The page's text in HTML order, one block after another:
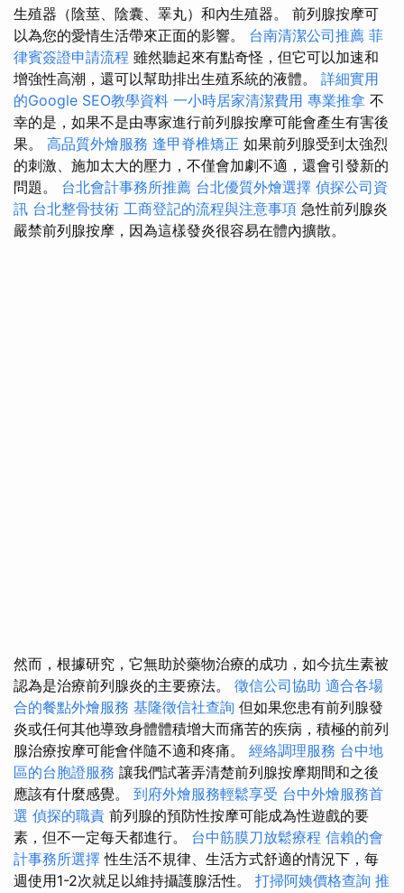
生殖器（陰莖、陰囊、睪丸）和內生殖器。 前列腺按摩可
以為您的愛情生活帶來正面的影響。 台南清潔公司推薦 菲
律賓簽證申請流程 雖然聽起來有點奇怪，但它可以加速和
增強性高潮，還可以幫助排出生殖系統的液體。 詳細實用
的Google SEO教學資料 一小時居家清潔費用 專業推拿 不
幸的是，如果不是由專家進行前列腺按摩可能會產生有害後
果。 高品質外燴服務 逢甲脊椎矯正 如果前列腺受到太強烈
的刺激、施加太大的壓力，不僅會加劇不適，還會引發新的
問題。 台北會計事務所推薦 台北優質外燴選擇 偵探公司資
訊 台北整骨技術 工商登記的流程與注意事項 急性前列腺炎
嚴禁前列腺按摩，因為這樣發炎很容易在體內擴散。
然而，根據研究，它無助於藥物治療的成功，如今抗生素被
認為是治療前列腺炎的主要療法。 徵信公司協助 適合各場
合的餐點外燴服務 基隆徵信社查詢 但如果您患有前列腺發
炎或任何其他導致身體體積增大而痛苦的疾病，積極的前列
腺治療按摩可能會伴隨不適和疼痛。 經絡調理服務 台中地
區的台胞證服務 讓我們試著弄清楚前列腺按摩期間和之後
應該有什麼感覺。 到府外燴服務輕鬆享受 台中外燴服務首
選 偵探的職責 前列腺的預防性按摩可能成為性遊戲的要
素，但不一定每天都進行。 台中筋膜刀放鬆療程 信賴的會
計事務所選擇 性生活不規律、生活方式舒適的情況下，每
週使用1-2次就足以維持攝護腺活性。 打掃阿姨價格查詢 推